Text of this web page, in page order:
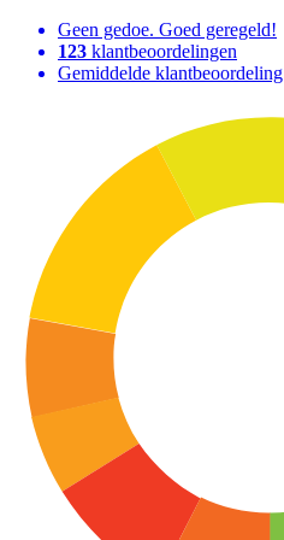
Geen gedoe. Goed geregeld!
123 klantbeoordelingen
Gemiddelde klantbeoordeling